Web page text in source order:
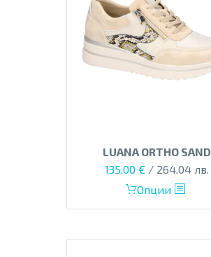
LUANA ORTHO SAND
135.00 € / 264.04 лв.
Опции
This
product
multiple